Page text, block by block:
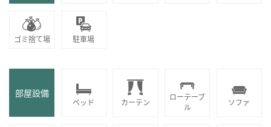
ゴミ捨て場 駐車場
部屋設備
ベッド カーテン
ローテーブ
ル
ソファ